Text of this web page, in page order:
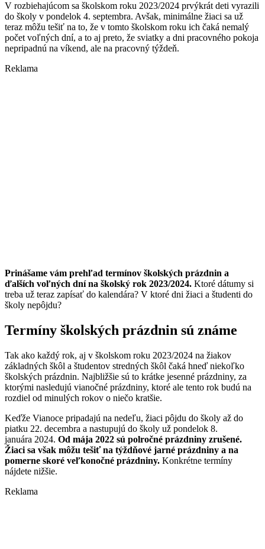
V rozbiehajúcom sa školskom roku 2023/2024 prvýkrát deti vyrazili
do školy v pondelok 4. septembra. Avšak, minimálne žiaci sa už
teraz môžu tešiť na to, že v tomto školskom roku ich čaká nemalý
počet voľných dní, a to aj preto, že sviatky a dni pracovného pokoja
nepripadnú na víkend, ale na pracovný týždeň.
Reklama
Prinášame vám prehľad termínov školských prázdnin a
ďalších voľných dní na školský rok 2023/2024. Ktoré dátumy si
treba už teraz zapísať do kalendára? V ktoré dni žiaci a študenti do
školy nepôjdu?
Termíny školských prázdnin sú známe
Tak ako každý rok, aj v školskom roku 2023/2024 na žiakov
základných škôl a študentov stredných škôl čaká hneď niekoľko
školských prázdnin. Najbližšie sú to krátke jesenné prázdniny, za
ktorými nasledujú vianočné prázdniny, ktoré ale tento rok budú na
rozdiel od minulých rokov o niečo kratšie.
Keďže Vianoce pripadajú na nedeľu, žiaci pôjdu do školy až do
piatku 22. decembra a nastupujú do školy už pondelok 8.
januára 2024. Od mája 2022 sú polročné prázdniny zrušené.
Žiaci sa však môžu tešiť na týždňové jarné prázdniny a na
pomerne skoré veľkonočné prázdniny. Konkrétne termíny
nájdete nižšie.
Reklama